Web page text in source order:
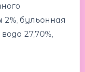
бульонная
27,70%,